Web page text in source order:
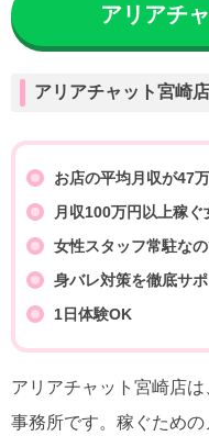
アリアチ
アリアチャット宮崎
お店の平均月収が47
月収100万円以上稼
女性スタッフ常駐な
身バレ対策を徹底サポ
1日体験OK
アリアチャット宮崎店
事務所です。稼ぐため